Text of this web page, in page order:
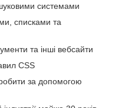
системами
списками та
та інші вебсайти
CSS
за допомогою